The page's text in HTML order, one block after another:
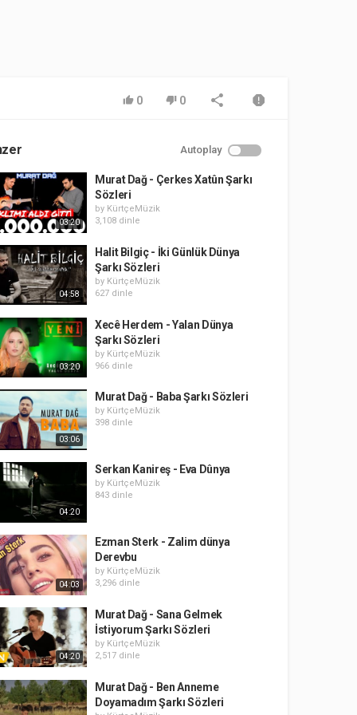
0 0
Autoplay
03:20
Murat Dağ - Çerkes Xatûn Şarkı
Sözleri
by KürtçeMüzik
3,108 dinle
04:58
Halit Bilgiç - İki Günlük Dünya
Şarkı Sözleri
by KürtçeMüzik
627 dinle
03:20
Xecê Herdem - Yalan Dünya
Şarkı Sözleri
by KürtçeMüzik
966 dinle
03:06
Murat Dağ - Baba Şarkı Sözleri
by KürtçeMüzik
398 dinle
04:20
Serkan Kanireş - Eva Dûnya
by KürtçeMüzik
843 dinle
04:03
Ezman Sterk - Zalim dünya
Derevbu
by KürtçeMüzik
3,296 dinle
04:20
Murat Dağ - Sana Gelmek
İstiyorum Şarkı Sözleri
by KürtçeMüzik
2,517 dinle
Murat Dağ - Ben Anneme
Doyamadım Şarkı Sözleri